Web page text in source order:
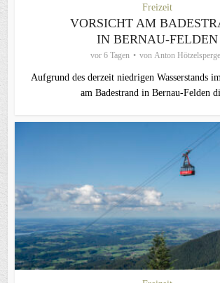
Freizeit
VORSICHT AM
IN BERNAU-FELDEN
vor 6 Tagen von Anton
Aufgrund des derzeit niedrigen Wasserstands
am Badestrand in Bernau-Felden